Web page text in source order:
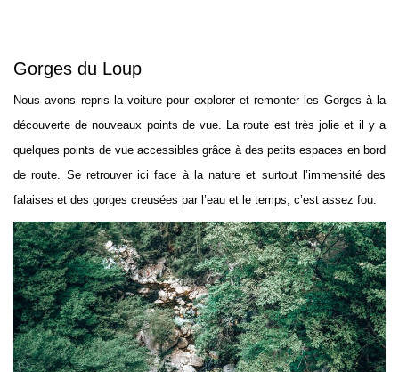
Gorges du Loup
Nous avons repris la voiture pour explorer et remonter les Gorges à la
découverte de nouveaux points de vue. La route est très jolie et il y a
quelques points de vue accessibles grâce à des petits espaces en bord
de route. Se retrouver ici face à la nature et surtout l’immensité des
falaises et des gorges creusées par l’eau et le temps, c’est assez fou.